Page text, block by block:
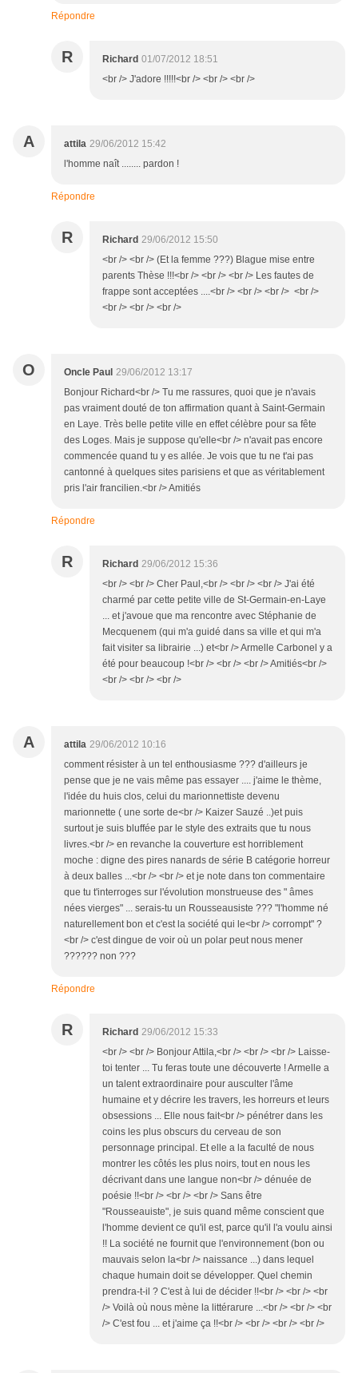
Répondre
R Richard 01/07/2012 18:51
<br /> J'adore !!!!!<br /> <br /> <br />
A attila 29/06/2012 15:42
l'homme naît ........ pardon !
Répondre
R Richard 29/06/2012 15:50
<br /> <br /> (Et la femme ???) Blague mise entre
parents Thèse !!!<br /> <br /> <br /> Les fautes de
frappe sont acceptées ....<br /> <br /> <br /> <br />
<br /> <br /> <br />
O Oncle Paul 29/06/2012 13:17
Bonjour Richard<br /> Tu me rassures, quoi que je n'avais
pas vraiment douté de ton affirmation quant à Saint-Germain
en Laye. Très belle petite ville en effet célèbre pour sa fête
des Loges. Mais je suppose qu'elle<br /> n'avait pas encore
commencée quand tu y es allée. Je vois que tu ne t'ai pas
cantonné à quelques sites parisiens et que as véritablement
pris l'air francilien.<br /> Amitiés
Répondre
R Richard 29/06/2012 15:36
<br /> <br /> Cher Paul,<br /> <br /> <br /> J'ai été
charmé par cette petite ville de St-Germain-en-Laye
... et j'avoue que ma rencontre avec Stéphanie de
Mecquenem (qui m'a guidé dans sa ville et qui m'a
fait visiter sa librairie ...) et<br /> Armelle Carbonel y a
été pour beaucoup !<br /> <br /> <br /> Amitiés<br />
<br /> <br /> <br />
A attila 29/06/2012 10:16
comment résister à un tel enthousiasme ??? d'ailleurs je
pense que je ne vais même pas essayer .... j'aime le thème,
l'idée du huis clos, celui du marionnettiste devenu
marionnette ( une sorte de<br /> Kaizer Sauzé ..)et puis
surtout je suis bluffée par le style des extraits que tu nous
livres.<br /> en revanche la couverture est horriblement
moche : digne des pires nanards de série B catégorie horreur
à deux balles ...<br /> <br /> et je note dans ton commentaire
que tu t'interroges sur l'évolution monstrueuse des " âmes
nées vierges" ... serais-tu un Rousseausiste ??? "l'homme né
naturellement bon et c'est la société qui le<br /> corrompt" ?
<br /> c'est dingue de voir où un polar peut nous mener
?????? non ???
Répondre
R Richard 29/06/2012 15:33
<br /> <br /> Bonjour Attila,<br /> <br /> <br /> Laisse-
toi tenter ... Tu feras toute une découverte ! Armelle a
un talent extraordinaire pour ausculter l'âme
humaine et y décrire les travers, les horreurs et leurs
obsessions ... Elle nous fait<br /> pénétrer dans les
coins les plus obscurs du cerveau de son
personnage principal. Et elle a la faculté de nous
montrer les côtés les plus noirs, tout en nous les
décrivant dans une langue non<br /> dénuée de
poésie !!<br /> <br /> <br /> Sans être
"Rousseauiste", je suis quand même conscient que
l'homme devient ce qu'il est, parce qu'il l'a voulu ainsi
!! La société ne fournit que l'environnement (bon ou
mauvais selon la<br /> naissance ...) dans lequel
chaque humain doit se développer. Quel chemin
prendra-t-il ? C'est à lui de décider !!<br /> <br /> <br
/> Voilà où nous mène la littérarure ...<br /> <br /> <br
/> C'est fou ... et j'aime ça !!<br /> <br /> <br /> <br />